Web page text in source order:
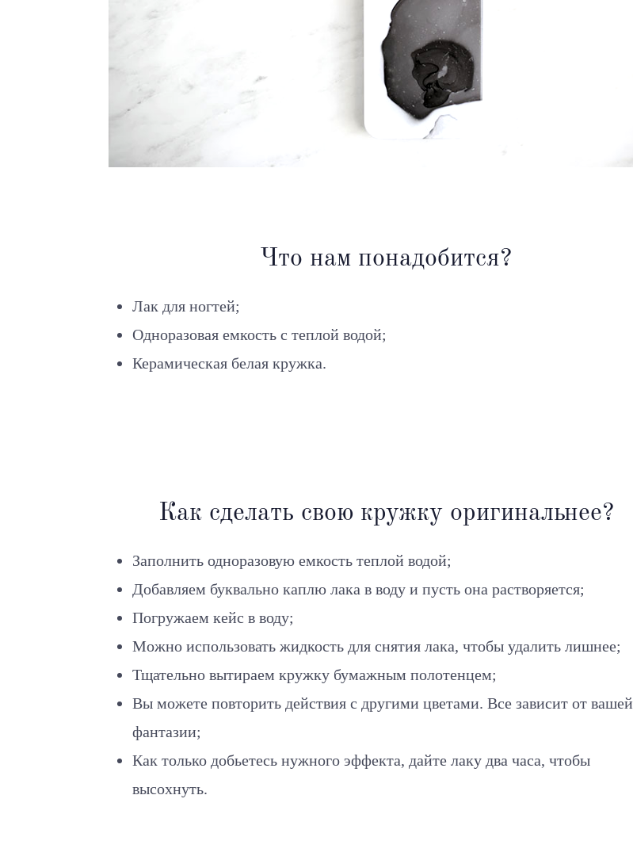
Что нам понадобится?
Лак для ногтей;
Одноразовая емкость с теплой водой;
Керамическая белая кружка.
Как сделать свою кружку оригинальнее?
Заполнить одноразовую емкость теплой водой;
Добавляем буквально каплю лака в воду и пусть она растворяется;
Погружаем кейс в воду;
Можно использовать жидкость для снятия лака, чтобы удалить лишнее;
Тщательно вытираем кружку бумажным полотенцем;
Вы можете повторить действия с другими цветами. Все зависит от вашей
фантазии;
Как только добьетесь нужного эффекта, дайте лаку два часа, чтобы
высохнуть.